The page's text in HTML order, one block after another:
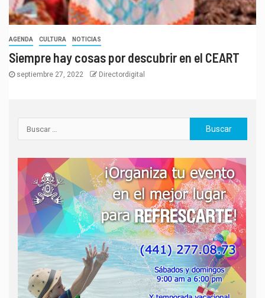
AGENDA CULTURA NOTICIAS
Siempre hay cosas por descubrir en el CEART
septiembre 27, 2022 Directordigital